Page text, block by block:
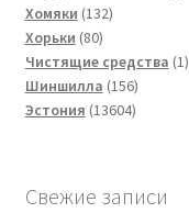
Хомяки 132132
Хорьки 8080
товаров
Чистящие средства 11
Шиншилла 156156
товаров
Эстония 1360413604
Свежие записи